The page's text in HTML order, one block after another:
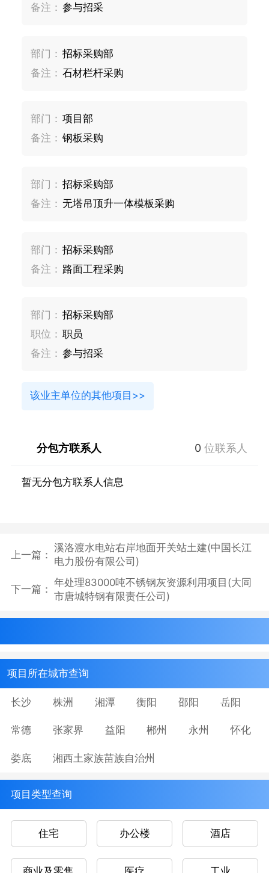
备注： 参与招采
部门： 招标采购部
备注： 石材栏杆采购
部门： 项目部
备注： 钢板采购
部门： 招标采购部
备注： 无塔吊顶升一体模板采购
部门： 招标采购部
备注： 路面工程采购
部门： 招标采购部
职位： 职员
备注： 参与招采
该业主单位的其他项目>>
分包方联系人 0 位联系人
暂无分包方联系人信息
上一篇：
溪洛渡水电站右岸地面开关站土建(中国长江
电力股份有限公司)
下一篇：
年处理83000吨不锈钢灰资源利用项目(大同
市唐城特钢有限责任公司)
项目所在城市查询
长沙 株洲 湘潭 衡阳 邵阳 岳阳
常德 张家界 益阳 郴州 永州 怀化
娄底 湘西土家族苗族自治州
项目类型查询
住宅 办公楼 酒店